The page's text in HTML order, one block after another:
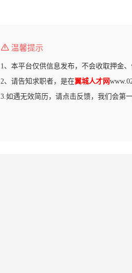
温馨提示
1、本平台仅供信息发布，不会收取押金
2、请告知求职者，是在翼城人才网
3.如遇无效简历，请点击反馈，我们会第